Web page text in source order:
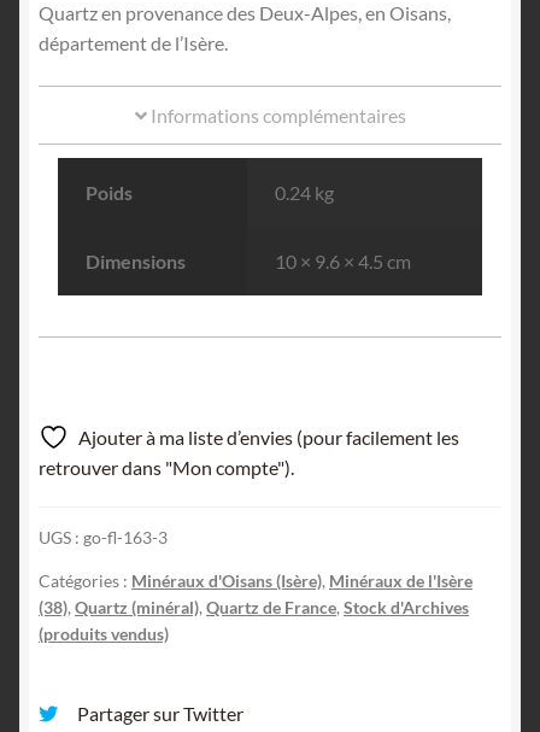
Quartz en provenance des Deux-Alpes, en Oisans,
département de l’Isère.
Informations complémentaires
Poids 0.24 kg
Dimensions 10 × 9.6 × 4.5 cm
Ajouter à ma liste d’envies (pour facilement les
retrouver dans "Mon compte").
UGS : go-fl-163-3
Catégories : Minéraux d'Oisans (Isère), Minéraux de l'Isère
(38), Quartz (minéral), Quartz de France, Stock d'Archives
(produits vendus)
Partager sur Twitter